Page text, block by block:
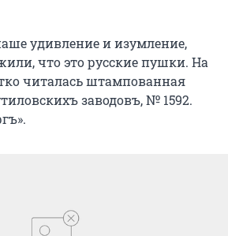
удивление и изумление,
что это русские пушки. На
читалась штампованная
заводовъ, № 1592.